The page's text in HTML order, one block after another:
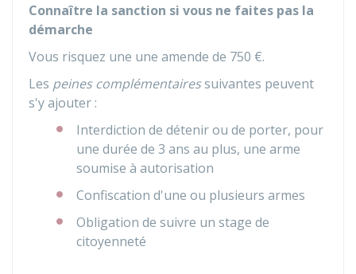
Connaître la sanction si vous ne faites pas la
démarche
Vous risquez une une amende de 750 €.
Les peines complémentairessuivantes peuvent
s'y ajouter :
Interdiction de détenir ou de porter, pour
une durée de 3 ans au plus, une arme
soumise à autorisation
Confiscation d'une ou plusieurs armes
Obligation de suivre un stage de
citoyenneté